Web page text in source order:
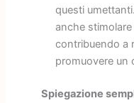
questi
anche
contribuendo a
promuovere un
Spiegazione